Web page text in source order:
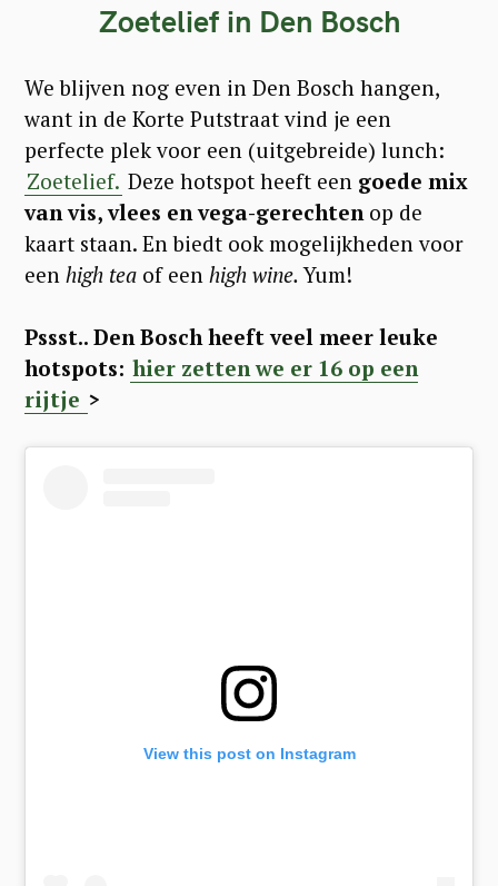
Zoetelief in Den Bosch
We blijven nog even in Den Bosch hangen,
want in de Korte Putstraat vind je een
perfecte plek voor een (uitgebreide) lunch:
Zoetelief. Deze hotspot heeft een goede mix
van vis, vlees en vega-gerechten op de
kaart staan. En biedt ook mogelijkheden voor
een high tea of een high wine.Yum!
Pssst.. Den Bosch heeft veel meer leuke
hotspots: hier zetten we er 16 op een
rijtje >
View this post on Instagram